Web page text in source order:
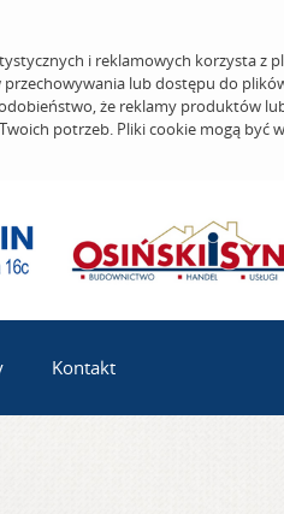
i reklamowych korzysta z
lub dostępu do
że reklamy produktów
potrzeb. Pliki cookie mogą
Kontakt